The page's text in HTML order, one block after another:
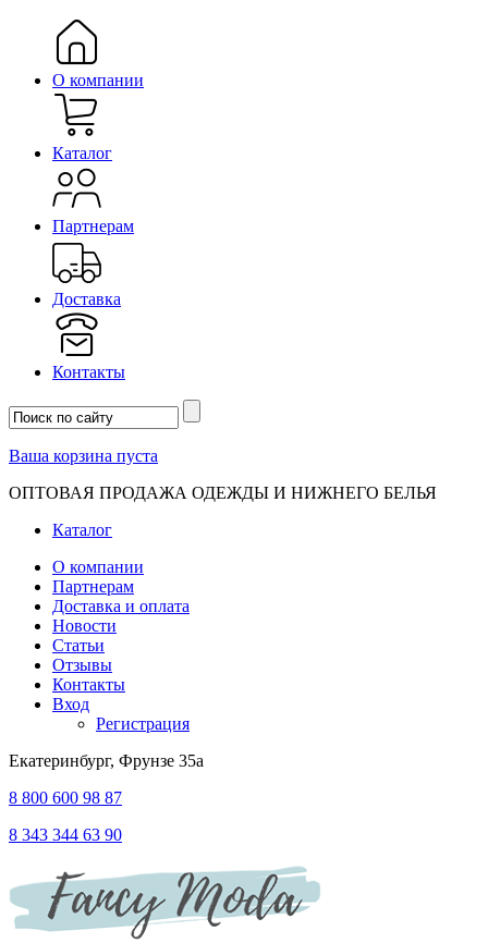
О компании
Каталог
Партнерам
Доставка
Контакты
Ваша корзина пуста
ОПТОВАЯ ПРОДАЖА ОДЕЖДЫ И НИЖНЕГО БЕЛЬЯ
Каталог
О компании
Партнерам
Доставка и оплата
Новости
Статьи
Отзывы
Контакты
Вход
Регистрация
Екатеринбург, Фрунзе 35а
8 800 600 98 87
8 343 344 63 90